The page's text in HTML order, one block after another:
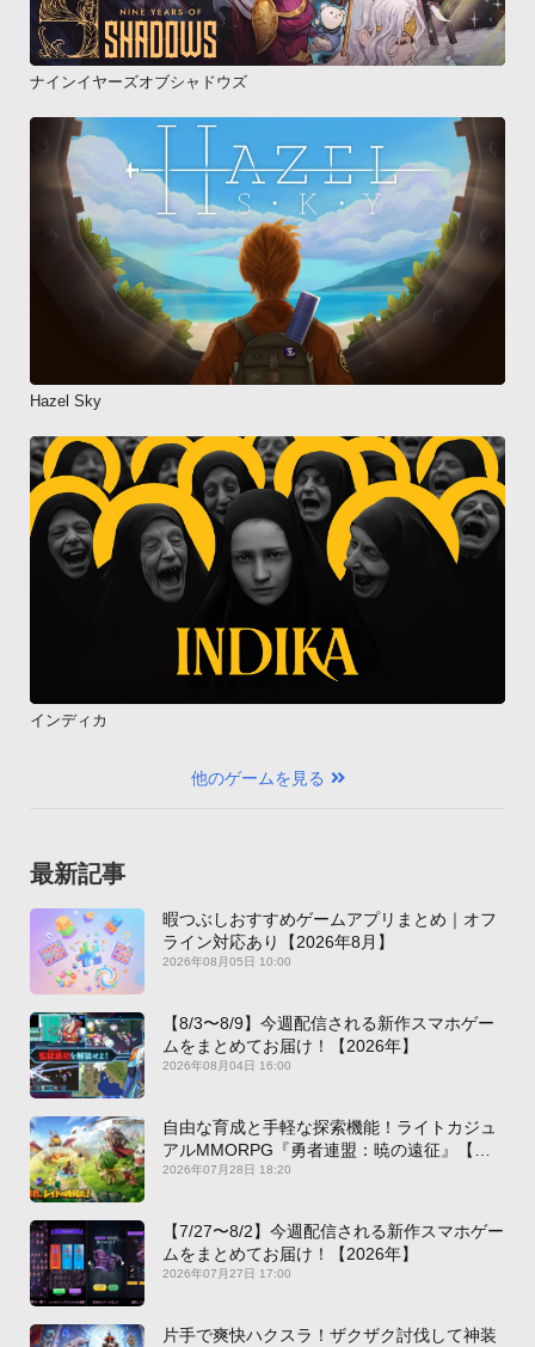
ナインイヤーズオブシャドウズ
Hazel Sky
インディカ
他のゲームを見る
最新記事
暇つぶしおすすめゲームアプリまとめ｜オフ
ライン対応あり【2026年8月】
2026年08月05日 10:00
【8/3〜8/9】今週配信される新作スマホゲー
ムをまとめてお届け！【2026年】
2026年08月04日 16:00
自由な育成と手軽な探索機能！ライトカジュ
アルMMORPG『勇者連盟：暁の遠征』【最
新作PICKUP】
2026年07月28日 18:20
【7/27〜8/2】今週配信される新作スマホゲー
ムをまとめてお届け！【2026年】
2026年07月27日 17:00
片手で爽快ハクスラ！ザクザク討伐して神装